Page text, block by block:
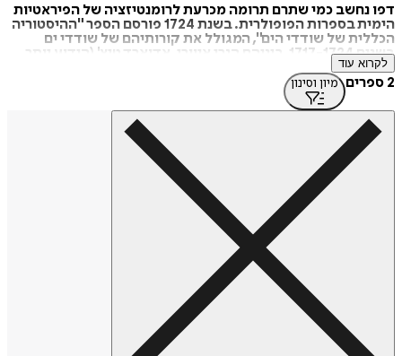
דפו נחשב כמי שתרם תרומה מכרעת לרומנטיזציה של הפיראטיות
הימית בספרות הפופולרית. בשנת 1724 פורסם הספר "ההיסטוריה
הכללית של שודדי הים", המגולל את קורותיהם של שודדי ים
בשנים 1717-1724, ביניהם הנרי איוורי, אדוארד טיץ' (הידוע יותר
כשחור הזקן), סטיד בונט, אדוארד אינגלנד, ברתולומיאו רוברטס
וויליאם קיד. על הספר היה חתום קפטן צ'ארלס ג'ונסון, אך כיום
סבורים כי דפו הוא שכתבו בשם בדוי. ספר זה הוא אחד התיעודים
המפורטים ביותר של קורות השוד הימי באותה תקופה, בעיקר
במימי צפון ומרכז אמריקה.
דפו הוא אבי סגנון הריאליזם בספרות, הדמויות הם בני אדם
רגילים, לא בני מעמדות גבוהים ולא בעלי כוחות על-טבעיים. גם
האירועים המתוארים בפירוט הם מציאותיים, כאלה שיכולים
להתרחש בחייהם של הקוראים.
יצירות נוספות שכתב דפו אחרי הצלחת "רובינזון קרוזו" הם "מול
פלנדרס", "יומן שנת המגפה" ו"רוקסאנה". דפו מת בלונדון
לקרוא עוד
2 ספרים מיון וסינון